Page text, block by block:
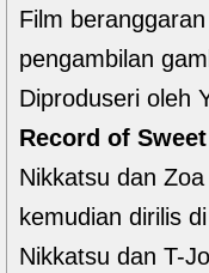
Film
pengambilan
Diproduseri oleh
Record of
Nikkatsu dan
kemudian dirilis
Nikkatsu dan T-